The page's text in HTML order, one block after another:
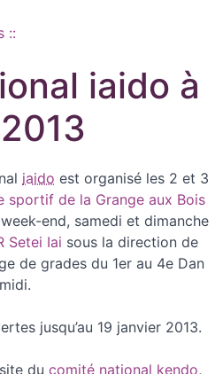
::
iaido à
iaido est organisé les 2 et 3
sportif de la Grange aux Bois
end, samedi et dimanche
Setei Iai sous la direction de
de grades du 1er au 4e Dan
jusqu’au 19 janvier 2013.
du comité national kendo,